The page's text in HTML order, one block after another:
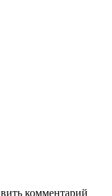
комментарий